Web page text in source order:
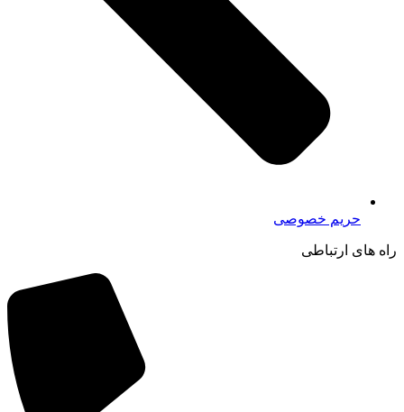
حریم خصوصی
راه های ارتباطی